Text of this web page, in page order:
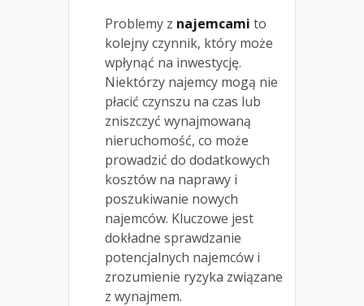
Problemy z najemcami to
kolejny czynnik, który może
wpłynąć na inwestycję.
Niektórzy najemcy mogą nie
płacić czynszu na czas lub
zniszczyć wynajmowaną
nieruchomość, co może
prowadzić do dodatkowych
kosztów na naprawy i
poszukiwanie nowych
najemców. Kluczowe jest
dokładne sprawdzanie
potencjalnych najemców i
zrozumienie ryzyka związane
z wynajmem.